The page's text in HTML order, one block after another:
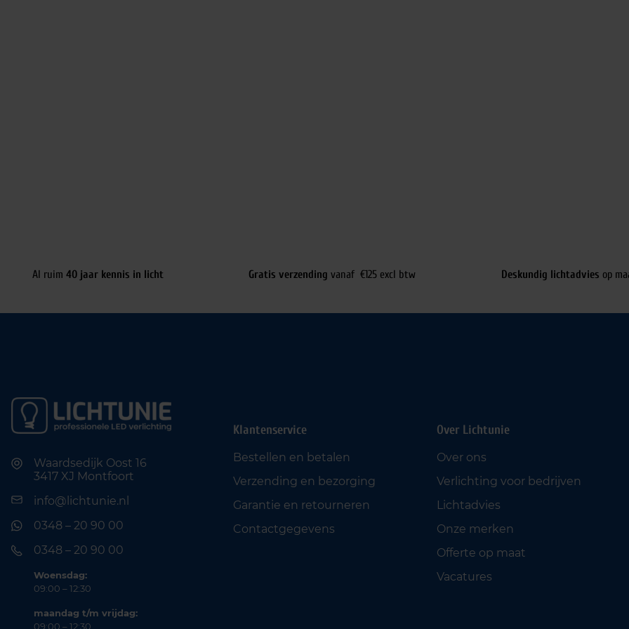
Al ruim 40 jaar kennis in licht Gratis verzending vanaf €125 excl btw Deskundig lichtadvies op
Waardsedijk Oost 16
3417 XJ Montfoort
info@lichtunie.nl
0348 – 20 90 00
0348 – 20 90 00
Woensdag:
09:00 – 12:30
maandag t/m vrijdag:
09:00 – 12:30
Klantenservice
Bestellen en betalen
Verzending en bezorging
Garantie en retourneren
Contactgegevens
Over Lichtunie
Over ons
Verlichting voor bedrijven
Lichtadvies
Onze merken
Offerte op maat
Vacatures